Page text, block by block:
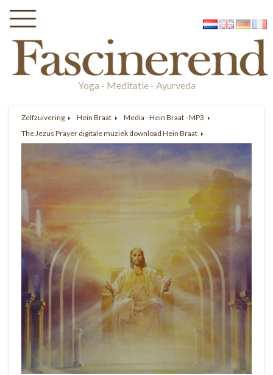
Yoga - Meditatie - Ayurveda
Zelfzuivering Hein Braat
Media - Hein Braat - MP3
The Jezus Prayer digitale muziek download Hein Braat